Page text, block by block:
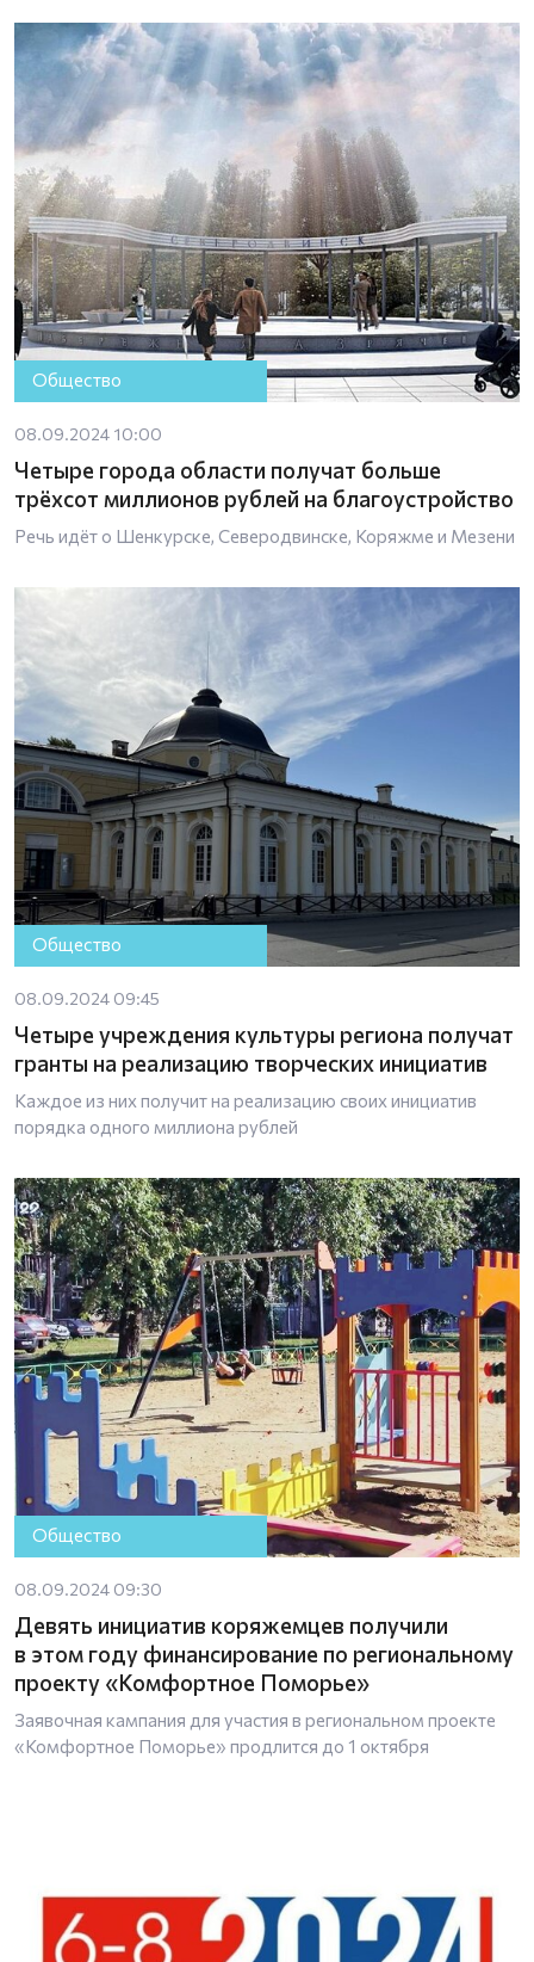
Общество
08.09.2024 10:00
Четыре города области получат больше
трёхсот миллионов рублей на благоустройство
Речь идёт о Шенкурске, Северодвинске, Коряжме и Мезени
Общество
08.09.2024 09:45
Четыре учреждения культуры региона получат
гранты на реализацию творческих инициатив
Каждое из них получит на реализацию своих инициатив
порядка одного миллиона рублей
Общество
08.09.2024 09:30
Девять инициатив коряжемцев получили
в этом году финансирование по региональному
проекту «Комфортное Поморье»
Заявочная кампания для участия в региональном проекте
«Комфортное Поморье» продлится до 1 октября